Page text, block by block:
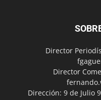
Director
Director
Dirección: 9 de Julio